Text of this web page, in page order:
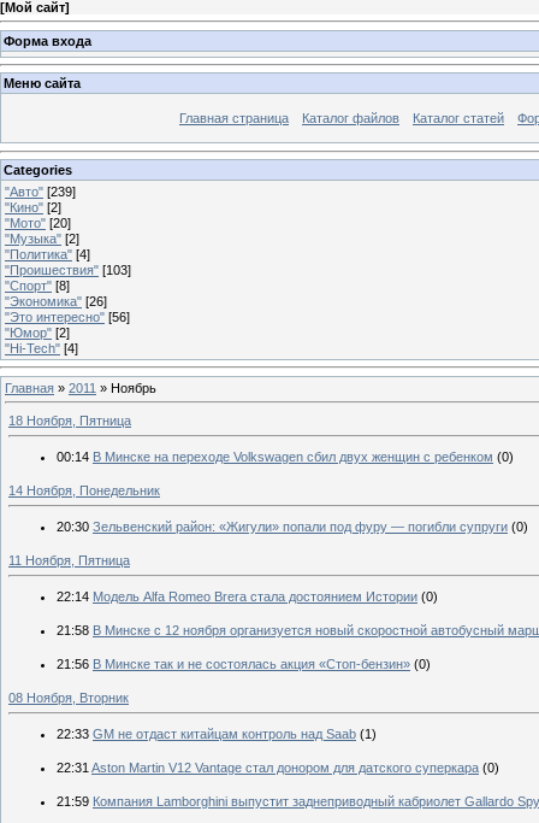
[Мой сайт]
Форма входа
Меню сайта
Главная страница Каталог файлов Каталог статей
Categories
"Авто" [239]
"Кино" [2]
"Мото" [20]
"Музыка" [2]
"Политика" [4]
"Проишествия" [103]
"Спорт" [8]
"Экономика" [26]
"Это интересно" [56]
"Юмор" [2]
"Hi-Tech" [4]
Главная » 2011 » Ноябрь
18 Ноября, Пятница
00:14 В Минске на переходе Volkswagen сбил двух женщин с ребенком (0)
14 Ноября, Понедельник
20:30 Зельвенский район: «Жигули» попали под фуру — погибли супруги (0)
11 Ноября, Пятница
22:14 Модель Alfa Romeo Brera стала достоянием Истории (0)
21:58 В Минске с 12 ноября организуется новый скоростной автобусный
21:56 В Минске так и не состоялась акция «Стоп-бензин» (0)
08 Ноября, Вторник
22:33 GM не отдаст китайцам контроль над Saab (1)
22:31 Aston Martin V12 Vantage стал донором для датского суперкара (0)
21:59 Компания Lamborghini выпустит заднеприводный кабриолет Gallardo